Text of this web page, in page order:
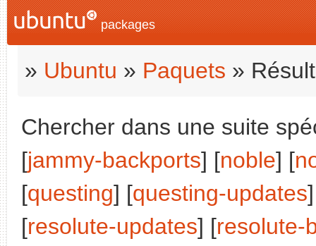
packages
» Ubuntu » Paquets »
Chercher dans une suite
[jammy-backports] [noble] [
[questing] [questing-updates
[resolute-updates] [resolute-